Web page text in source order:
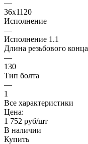
—
36х1120
Исполнение
—
Исполнение 1.1
Длина резьбового конца
—
130
Тип болта
—
1
Все характеристики
Цена:
1 752 руб/шт
В наличии
Купить